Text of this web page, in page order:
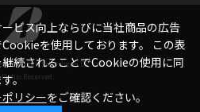
Sports Sales Japan Co., Ltd.
Reserved.
ビス向上ならびに当社商品の広告
を使用しております。 この表
続されることでCookieの使用に同
。
リシーをご確認ください。